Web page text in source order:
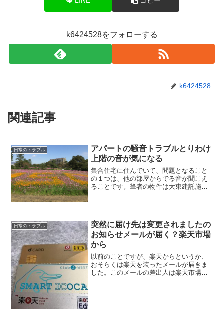
k6424528をフォローする
k6424528
関連記事
日常のトラブル
アパートの騒音トラブルとりわけ
上階の音が気になる
集合住宅に住んでいて、問題となること
の１つは、他の部屋からでる音が聞こえ
ることです。筆者の物件は大東建託施行
きました。どうやら何かを購...
日常のトラブル
突然に届け先は変更されましたの
お知らせメールが届く？楽天市場
から
以前のことですが、楽天からというか、
おそらくは楽天を装ったメールが届きま
した。このメールの差出人は楽天市場そ